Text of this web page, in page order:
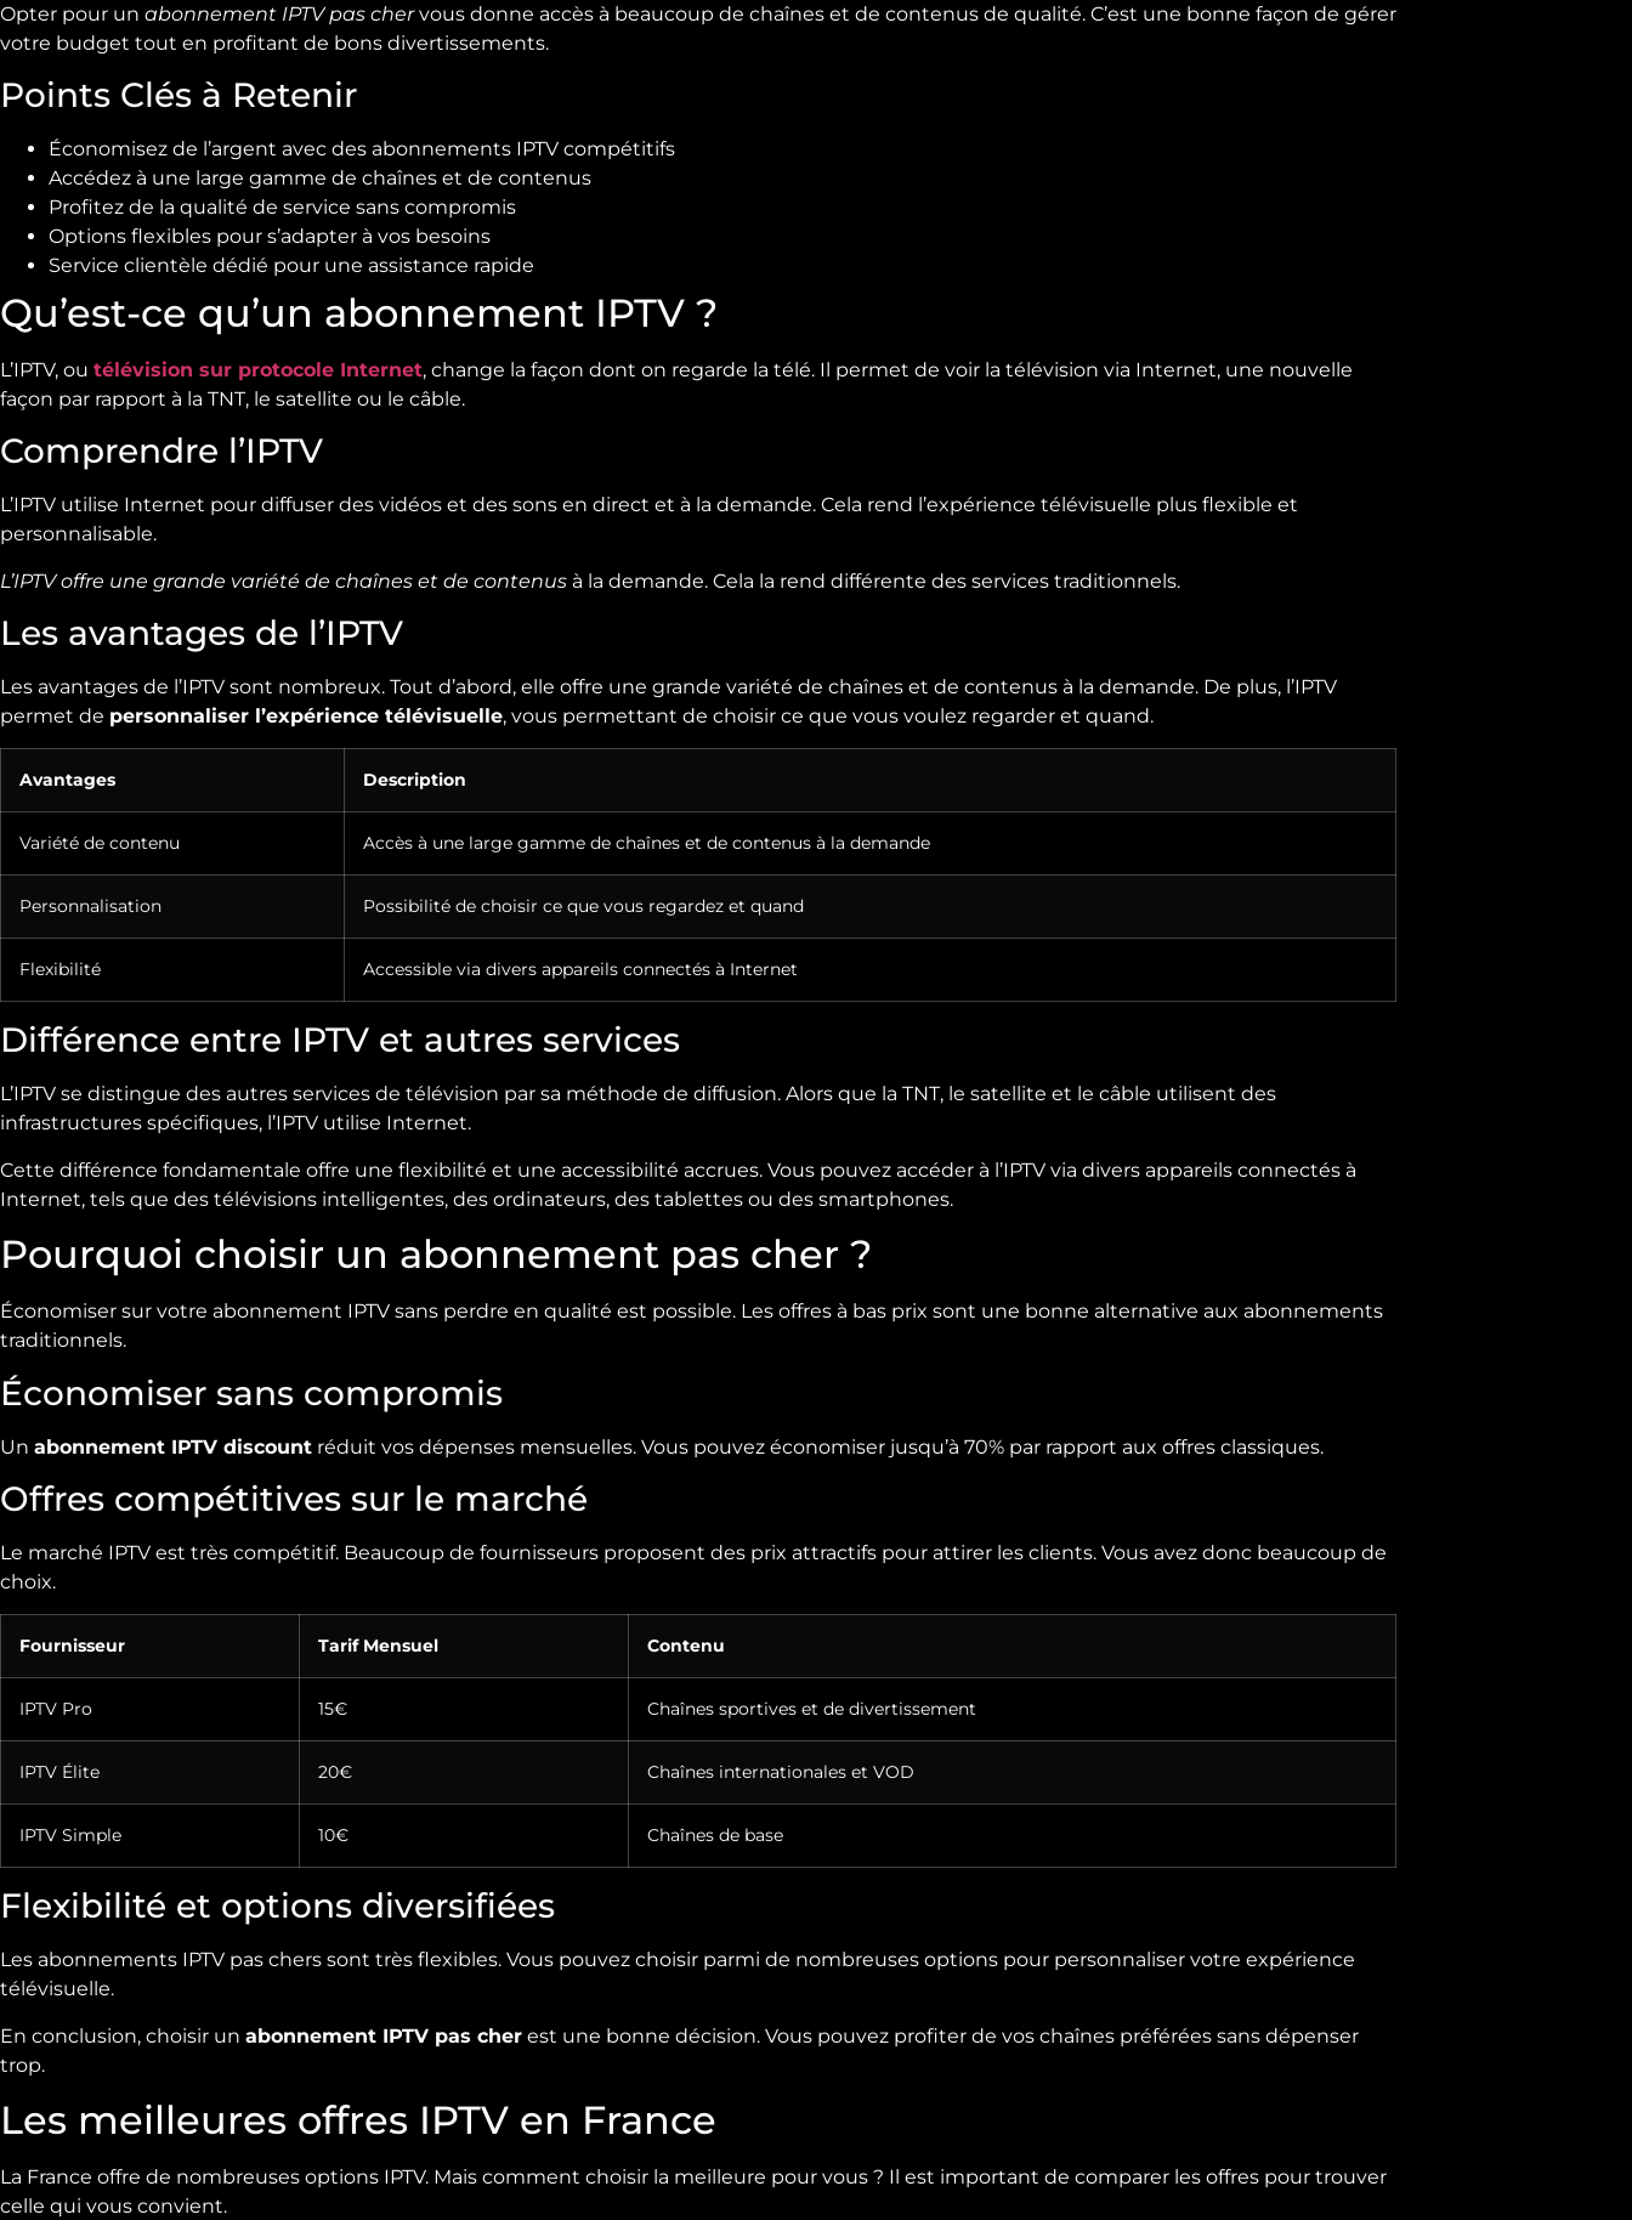
Opter pour un abonnement IPTV pas chervous donne accès à beaucoup de chaînes et de contenus de qualité. C’est une bonne façon de gérer
votre budget tout en profitant de bons divertissements.
Points Clés à Retenir
Économisez de l’argent avec des abonnements IPTV compétitifs
Accédez à une large gamme de chaînes et de contenus
Profitez de la qualité de service sans compromis
Options flexibles pour s’adapter à vos besoins
Service clientèle dédié pour une assistance rapide
Qu’est-ce qu’un abonnement IPTV ?
L’IPTV, ou télévision sur protocole Internet, change la façon dont on regarde la télé. Il permet de voir la télévision via Internet, une nouvelle
façon par rapport à la TNT, le satellite ou le câble.
Comprendre l’IPTV
L’IPTV utilise Internet pour diffuser des vidéos et des sons en direct et à la demande. Cela rend l’expérience télévisuelle plus flexible et
personnalisable.
L’IPTV offre une grande variété de chaînes et de contenus à la demande. Cela la rend différente des services traditionnels.
Les avantages de l’IPTV
Les avantages de l’IPTV sont nombreux. Tout d’abord, elle offre une grande variété de chaînes et de contenus à la demande. De plus, l’IPTV
permet de personnaliser l’expérience télévisuelle, vous permettant de choisir ce que vous voulez regarder et quand.
Avantages Description
Variété de contenu Accès à une large gamme de chaînes et de contenus à la demande
Personnalisation Possibilité de choisir ce que vous regardez et quand
Flexibilité Accessible via divers appareils connectés à Internet
Différence entre IPTV et autres services
L’IPTV se distingue des autres services de télévision par sa méthode de diffusion. Alors que la TNT, le satellite et le câble utilisent des
infrastructures spécifiques, l’IPTV utilise Internet.
Cette différence fondamentale offre une flexibilité et une accessibilité accrues. Vous pouvez accéder à l’IPTV via divers appareils connectés à
Internet, tels que des télévisions intelligentes, des ordinateurs, des tablettes ou des smartphones.
Pourquoi choisir un abonnement pas cher ?
Économiser sur votre abonnement IPTV sans perdre en qualité est possible. Les offres à bas prix sont une bonne alternative aux abonnements
traditionnels.
Économiser sans compromis
Un abonnement IPTV discount réduit vos dépenses mensuelles. Vous pouvez économiser jusqu’à 70% par rapport aux offres classiques.
Offres compétitives sur le marché
Le marché IPTV est très compétitif. Beaucoup de fournisseurs proposent des prix attractifs pour attirer les clients. Vous avez donc beaucoup de
choix.
Fournisseur Tarif Mensuel Contenu
IPTV Pro 15€ Chaînes sportives et de divertissement
IPTV Élite 20€ Chaînes internationales et VOD
IPTV Simple 10€ Chaînes de base
Flexibilité et options diversifiées
Les abonnements IPTV pas chers sont très flexibles. Vous pouvez choisir parmi de nombreuses options pour personnaliser votre expérience
télévisuelle.
En conclusion, choisir un abonnement IPTV pas cher est une bonne décision. Vous pouvez profiter de vos chaînes préférées sans dépenser
trop.
Les meilleures offres IPTV en France
La France offre de nombreuses options IPTV. Mais comment choisir la meilleure pour vous ? Il est important de comparer les offres pour trouver
celle qui vous convient.